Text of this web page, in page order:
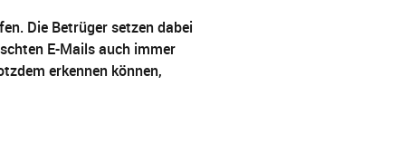
Die Betrüger setzen dabei
E-Mails auch immer
erkennen können,